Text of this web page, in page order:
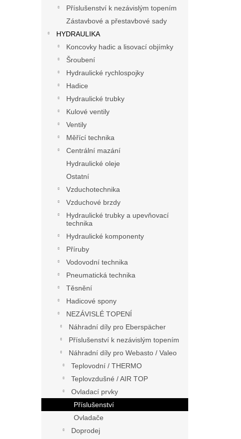
Příslušenství k nezávislým topením
Zástavbové a přestavbové sady
HYDRAULIKA
Koncovky hadic a lisovací objímky
Šroubení
Hydraulické rychlospojky
Hadice
Hydraulické trubky
Kulové ventily
Ventily
Měřící technika
Centrální mazání
Hydraulické oleje
Ostatní
Vzduchotechnika
Vzduchové brzdy
Hydraulické trubky a upevňovací
technika
Hydraulické komponenty
Příruby
Vodovodní technika
Pneumatická technika
Těsnění
Hadicové spony
NEZÁVISLÉ TOPENÍ
Náhradní díly pro Eberspächer
Příslušenství k nezávislým topením
Náhradní díly pro Webasto / Valeo
Teplovodní / THERMO
Teplovzdušné / AIR TOP
Ovladací prvky
Příslušenství
Ovladače
Doprodej